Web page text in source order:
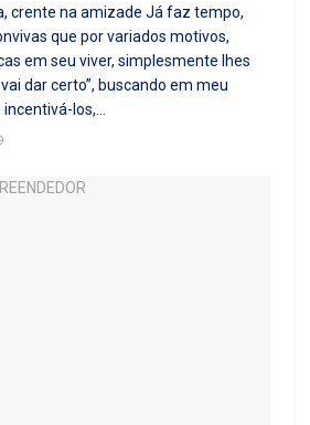
crente na amizade Já faz tempo,
que por variados motivos,
em seu viver, simplesmente lhes
dar certo”, buscando em meu
los,...